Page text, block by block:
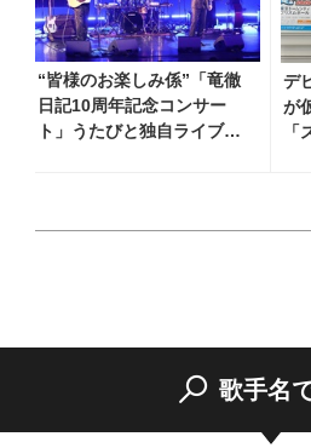
“皆様のお楽しみ係”「竜徹
日記10周年記念コンサー
ト」うたびと独自ライブレ
デ
が
い
歌手名